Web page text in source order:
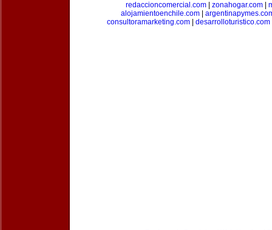
redaccioncomercial.com
zonahogar.com
alojamientoenchile.com
consultoramarketing.com
desarrolloturistico.com